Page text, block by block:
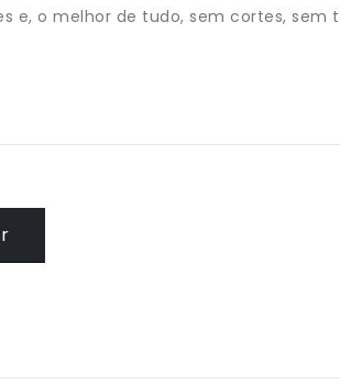
e, o melhor de tudo, sem cortes,